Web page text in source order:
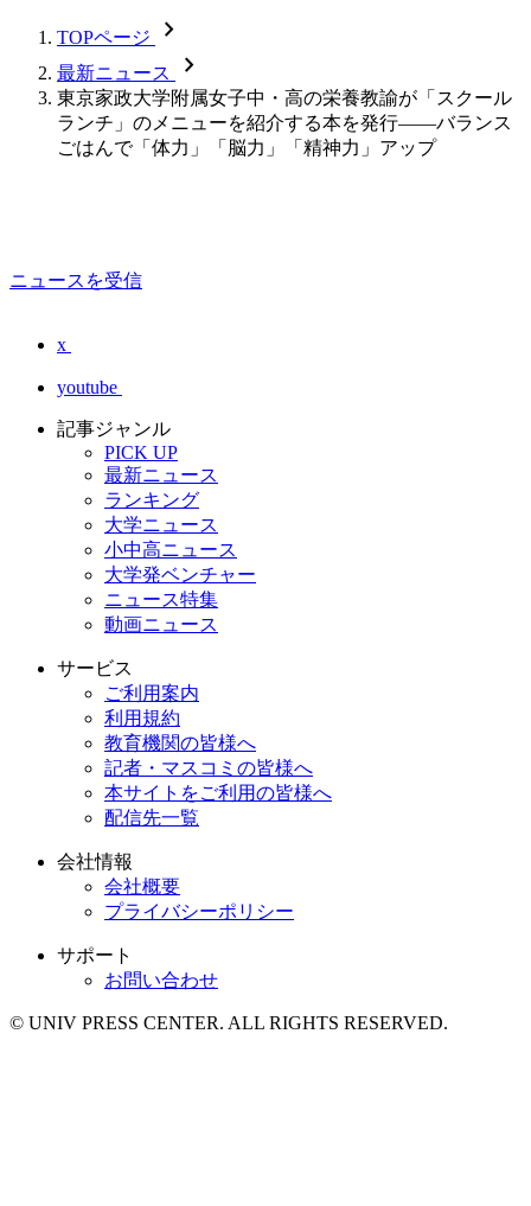
TOPページ chevron_forward
最新ニュース chevron_forward
東京家政大学附属女子中・高の栄養教諭が「スクール
ランチ」のメニューを紹介する本を発行――バランス
ごはんで「体力」「脳力」「精神力」アップ
ニュースを受信
x
youtube
記事ジャンル
PICK UP
最新ニュース
ランキング
大学ニュース
小中高ニュース
大学発ベンチャー
ニュース特集
動画ニュース
サービス
ご利用案内
利用規約
教育機関の皆様へ
記者・マスコミの皆様へ
本サイトをご利用の皆様へ
配信先一覧
会社情報
会社概要
プライバシーポリシー
サポート
お問い合わせ
© UNIV PRESS CENTER. ALL RIGHTS RESERVED.